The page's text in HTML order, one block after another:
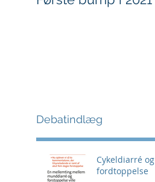
Debatindlæg
Cykeldiarré og
fordtoppelse